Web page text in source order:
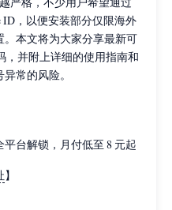
，以便安装部分仅限海外
本文将为大家分享最新可
，并附上详细的使用指南和
常的风险。
台解锁，月付低至 8 元起
】